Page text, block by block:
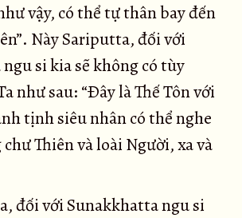
vậy, có thể tự thân bay đến
Này Sariputta, đối với
si kia sẽ không có tùy
như sau: “Ðây là Thế Tôn với
tịnh siêu nhân có thể nghe
Thiên và loài Người, xa và
đối với Sunakkhatta ngu si